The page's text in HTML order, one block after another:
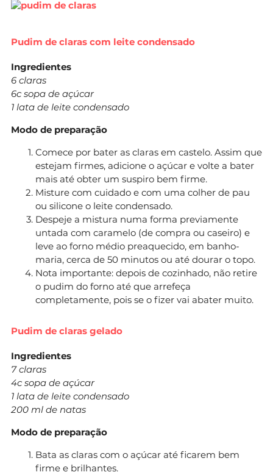
Pudim de claras com leite condensado
Ingredientes
6 claras
6c sopa de açúcar
1 lata de leite condensado
Modo de preparação
Comece por bater as claras em castelo. Assim que
estejam firmes, adicione o açúcar e volte a bater
mais até obter um suspiro bem firme.
Misture com cuidado e com uma colher de pau
ou silicone o leite condensado.
Despeje a mistura numa forma previamente
untada com caramelo (de compra ou caseiro) e
leve ao forno médio preaquecido, em banho-
maria, cerca de 50 minutos ou até dourar o topo.
Nota importante: depois de cozinhado, não retire
o pudim do forno até que arrefeça
completamente, pois se o fizer vai abater muito.
Pudim de claras gelado
Ingredientes
7 claras
4c sopa de açúcar
1 lata de leite condensado
200 ml de natas
Modo de preparação
Bata as claras com o açúcar até ficarem bem
firme e brilhantes.